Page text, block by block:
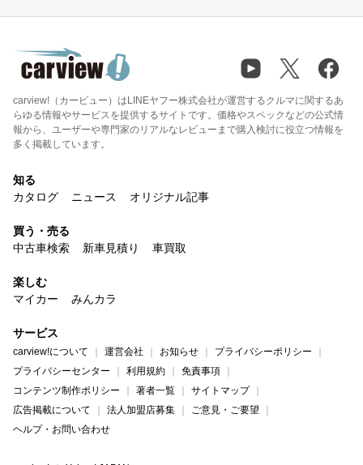
carview!（カービュー）はLINEヤフー株式会社が運営するクルマに関するあ
らゆる情報やサービスを提供するサイトです。価格やスペックなどの公式情
報から、ユーザーや専門家のリアルなレビューまで購入検討に役立つ情報を
多く掲載しています。
知る
カタログ
ニュース オリジナル記事
買う・売る
中古車検索
新車見積り 車買取
楽しむ
マイカー
みんカラ
サービス
carview!について 運営会社 お知らせ
プライバシーポリシー
プライバシーセンター
利用規約
免責事項
コンテンツ制作ポリシー
著者一覧
サイトマップ
広告掲載について
法人加盟店募集
ご意見・ご要望
ヘルプ・お問い合わせ